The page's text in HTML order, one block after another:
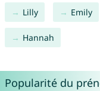
Lilly Emily
Hannah
Popularité du